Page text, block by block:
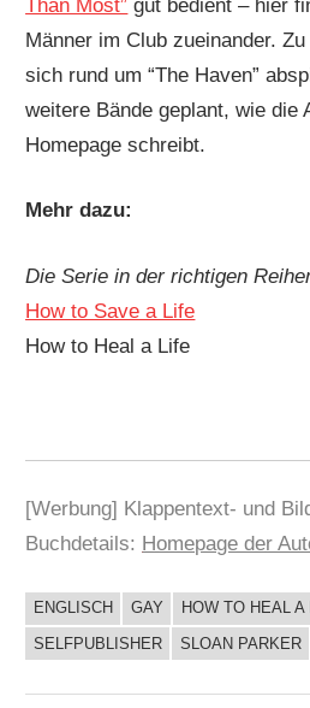
Than Most” gut bedient – hier
Männer im Club zueinander.
sich rund um “The Haven”
weitere Bände geplant, wie die
Homepage schreibt.
Mehr dazu:
Die Serie in der richtigen
How to Save a Life
How to Heal a Life
[Werbung] Klappentext- und
Buchdetails: Homepage der
BUCHIGES
ENGLISCH GAY HOW TO HEAL A
SELFPUBLISHER
SLOAN PARKER